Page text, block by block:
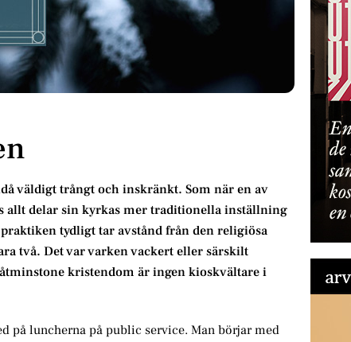
väldigt trångt och inskränkt. Som när en av
allt delar sin kyrkas mer traditionella inställning
tydligt tar avstånd från den religiösa
två. Det var varken vackert eller särskilt
kristendom är ingen kioskvältare i
på luncherna på public service. Man börjar med